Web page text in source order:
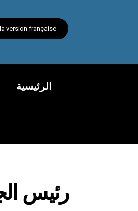
version française
الرئيسية
رئيس